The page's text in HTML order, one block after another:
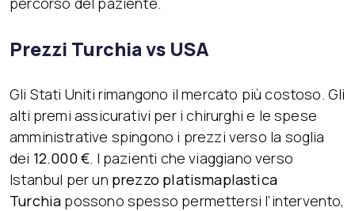
Prezzi Turchia vs USA
Gli Stati Uniti rimangono il mercato più costoso. Gli
alti premi assicurativi per i chirurghi e le spese
amministrative spingono i prezzi verso la soglia
dei 12.000 €. I pazienti che viaggiano verso
Istanbul per un prezzo platismaplastica
Turchia possono spesso permettersi l’intervento,